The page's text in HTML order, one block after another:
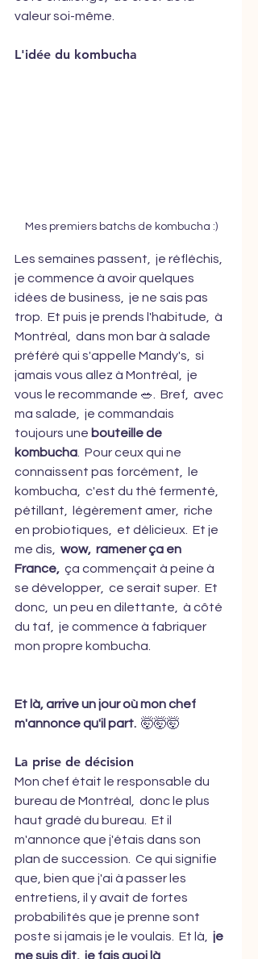
valeur soi-même.
L'idée du kombucha
Mes premiers batchs de kombucha :)
Les semaines passent,  je réfléchis,
je commence à avoir quelques
idées de business,  je ne sais pas
trop.  Et puis je prends l'habitude,  à
Montréal,  dans mon bar à salade
préféré qui s'appelle Mandy's,  si
jamais vous allez à Montréal,  je
vous le recommande 🥗.  Bref,  avec
ma salade,  je commandais
toujours une bouteille de
kombucha .  Pour ceux qui ne
connaissent pas forcément,  le
kombucha,  c'est du thé fermenté,
pétillant,  légèrement amer,  riche
en probiotiques,  et délicieux.  Et je
me dis,
wow,  ramener ça en
France, ça commençait à peine à
se développer,  ce serait super.  Et
donc,  un peu en dilettante,  à côté
du taf,  je commence à fabriquer
mon propre kombucha.
Et là, arrive un jour où mon chef
m'annonce qu'il part.
  🤯🤯🤯
La prise de décision
Mon chef était le responsable du
bureau de Montréal,  donc le plus
haut gradé du bureau.  Et il
m'annonce que j'étais dans son
plan de succession.  Ce qui signifie
que, bien que j'ai à passer les
entretiens, il y avait de fortes
probabilités que je prenne sont
poste si jamais je le voulais.  Et là, je
me suis dit,  je fais quoi là